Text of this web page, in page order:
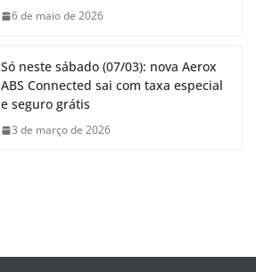
6 de maio de 2026
Só neste sábado (07/03): nova Aerox
ABS Connected sai com taxa especial
e seguro grátis
3 de março de 2026